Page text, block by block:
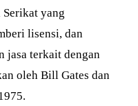
yang
lisensi, dan
jasa terkait dengan
oleh Bill Gates dan